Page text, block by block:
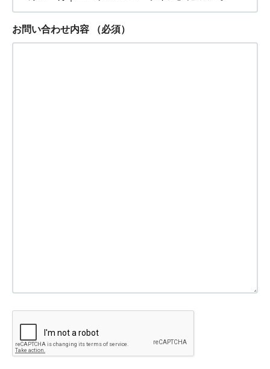
お問い合わせ内容 （必須）